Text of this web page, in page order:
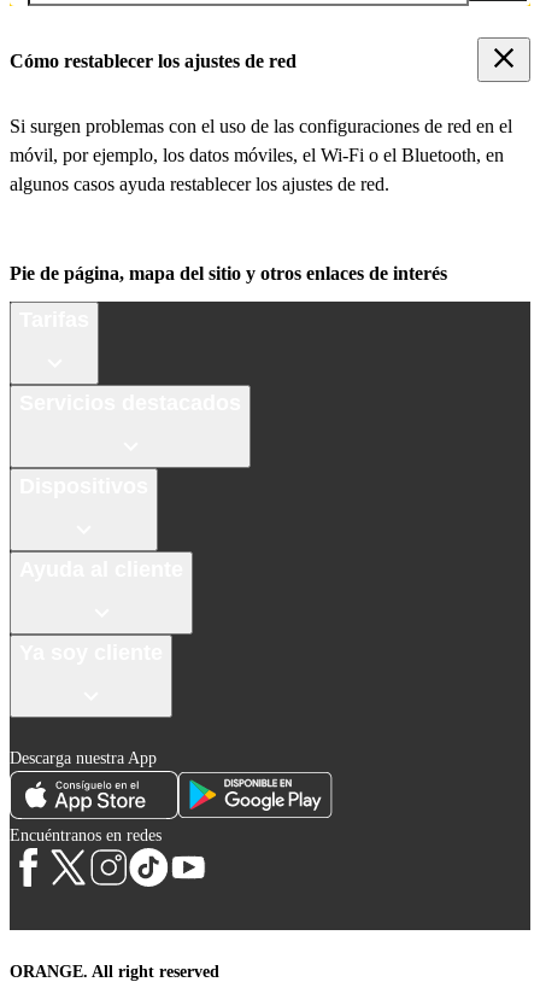
Cómo restablecer los ajustes de red
Si surgen problemas con el uso de las configuraciones de red en el
móvil, por ejemplo, los datos móviles, el Wi-Fi o el Bluetooth, en
algunos casos ayuda restablecer los ajustes de red.
Pie de página, mapa del sitio y otros enlaces de interés
Descarga nuestra App
Encuéntranos en redes
ORANGE. All right reserved